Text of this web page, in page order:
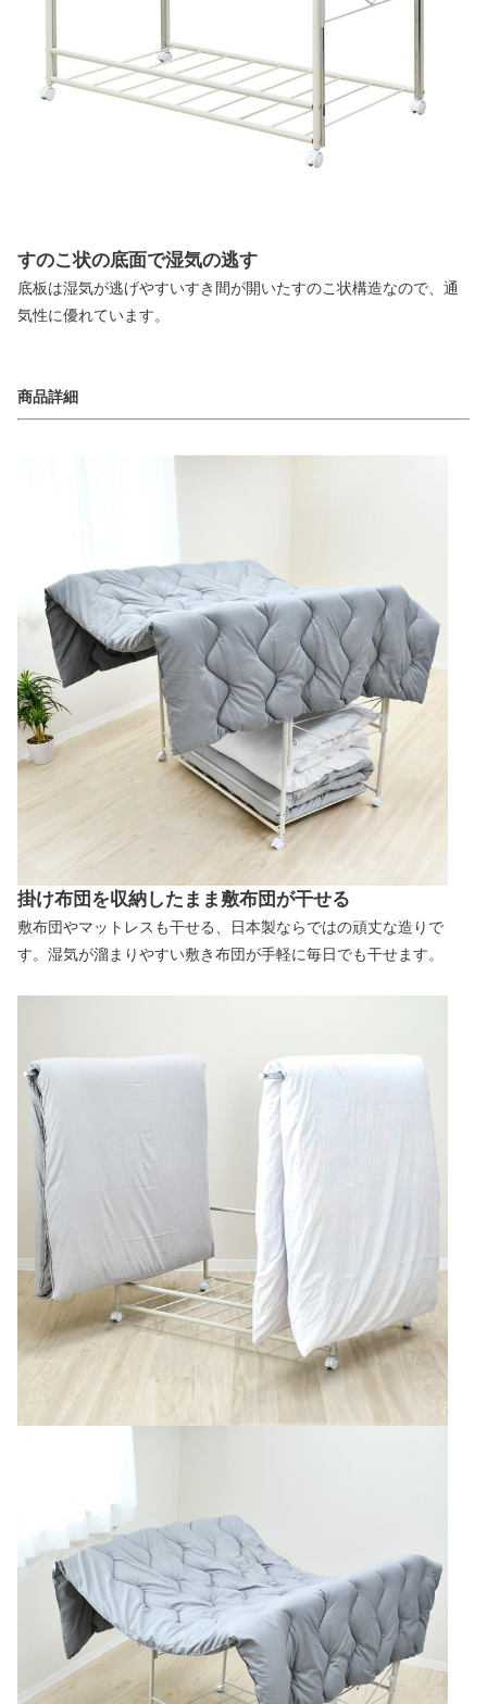
すのこ状の底面で湿気の逃す
底板は湿気が逃げやすいすき間が開いたすのこ状構造なので、通
気性に優れています。
商品詳細
掛け布団を収納したまま敷布団が干せる
敷布団やマットレスも干せる、日本製ならではの頑丈な造りで
す。湿気が溜まりやすい敷き布団が手軽に毎日でも干せます。